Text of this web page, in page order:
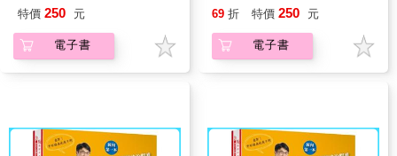
特價 250 元
電子書
69 折 特價 250 元
電子書